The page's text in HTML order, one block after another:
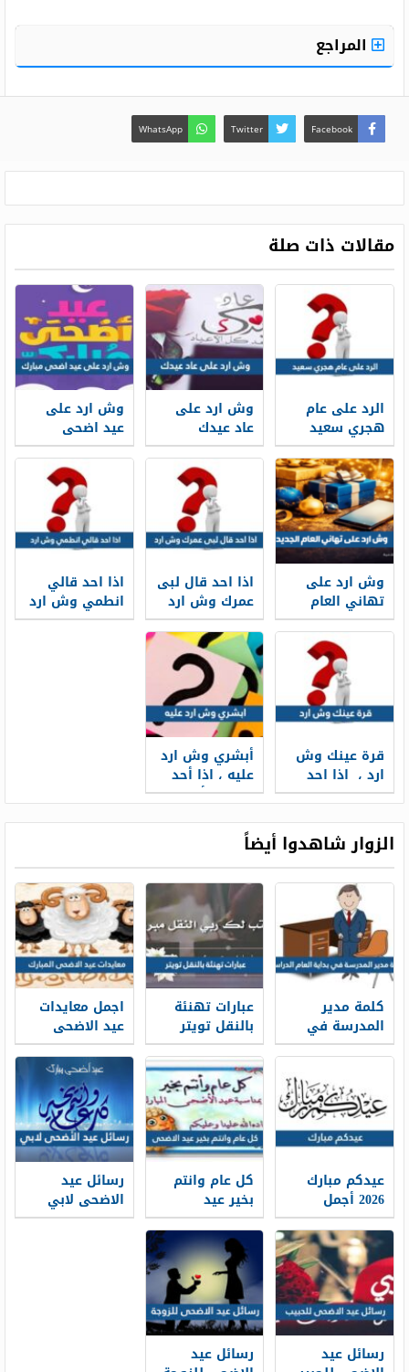
المراجع
Facebook
Twitter
WhatsApp
مقالات ذات صلة
الرد على عام
هجري سعيد
1448 اذا احد
قال لي عام
هجري سعيد
وش ارد
وش ارد على
عاد عيدك
وش ارد على
عيد اضحى
مبارك
وش ارد على
تهاني العام
الجديد
اذا احد قال لبى
عمرك وش ارد
اذا احد قالي
انطمي وش ارد
قرة عينك وش
ارد ، اذا احد
قلي قرة عينك
أبشري وش ارد
عليه ، اذا أحد
قال لك أبشري
الزوار شاهدوا أيضاً
كلمة مدير
المدرسة في
بداية العام
الدراسي 1448
جاهزة للطباعة
عبارات تهنئة
بالنقل تويتر
1448 بالصور
اجمل معايدات
عيد الاضحى
المبارك 2026-
1448
عيدكم مبارك
2026 أجمل
كلمات وعبارات
وصور تهنئة
عيد الاضحى
1448
كل عام وانتم
بخير عيد
الاضحى 2026 ،
أجمل معايدات
كل عام وانتم
بخير 1448
رسائل عيد
الاضحى لابي
2026 … اجمل
رسائل عيد رسائل عيد